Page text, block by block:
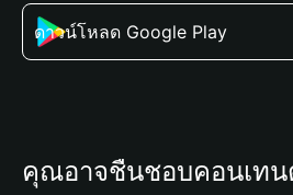
ดาวน์โหลด Google Play
คุณอาจชื่นชอบคอนเทน